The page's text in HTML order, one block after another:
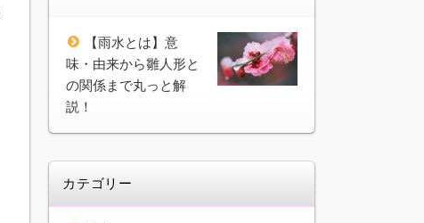
【雨水とは】意
味・由来から雛人形と
の関係まで丸っと解
説！
カテゴリー